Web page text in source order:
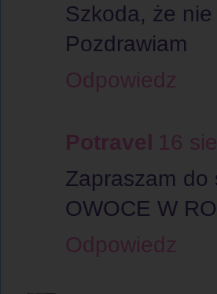
Szkoda, że
Pozdrawiam
Odpowiedz
Potravel 16
Zapraszam do
OWOCE W
Odpowiedz